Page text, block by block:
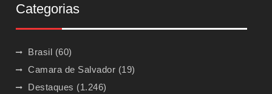
Categorias
Brasil (60)
Camara de Salvador (19)
Destaques (1.246)